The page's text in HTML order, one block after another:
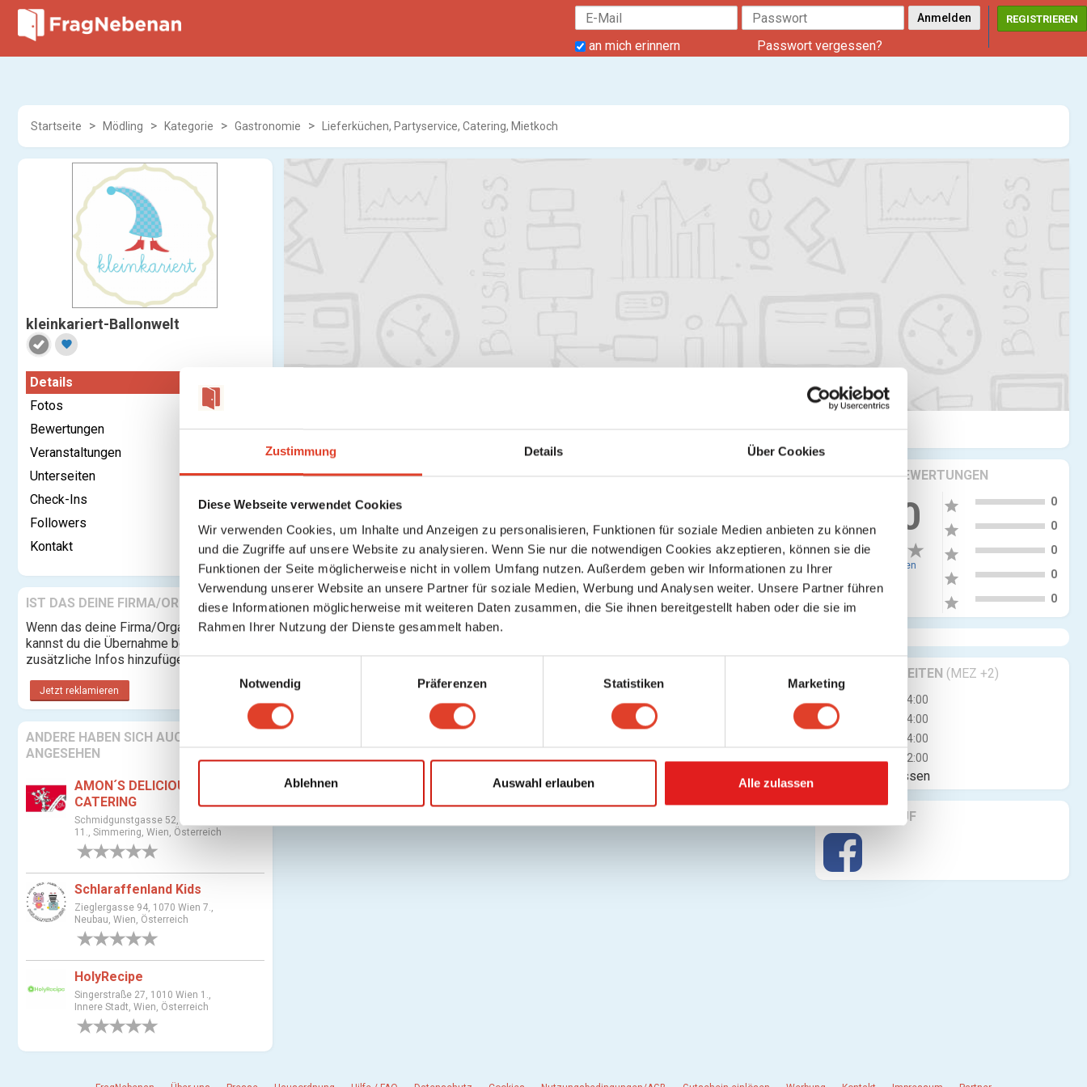
Zustimmung Details Über Cookies
Diese Webseite verwendet Cookies
Wir verwenden Cookies, um Inhalte und Anzeigen zu personalisieren, Funktionen für soziale Medien anbieten zu können
und die Zugriffe auf unsere Website zu analysieren. Wenn Sie nur die notwendigen Cookies akzeptieren, können sie die
Funktionen der Seite möglicherweise nicht in vollem Umfang nutzen. Außerdem geben wir Informationen zu Ihrer
Verwendung unserer Website an unsere Partner für soziale Medien, Werbung und Analysen weiter. Unsere Partner führen
diese Informationen möglicherweise mit weiteren Daten zusammen, die Sie ihnen bereitgestellt haben oder die sie im
Rahmen Ihrer Nutzung der Dienste gesammelt haben.
E
w
i
l
g
u
g
s
a
a
h
Notwendig Präferenzen Statistiken Marketing
Ablehnen Auswahl erlauben Alle zulassen
an mich erinnern Passwort vergessen?
REGISTRIEREN
Startseite Mödling Kategorie Gastronomie Lieferküchen, Partyservice, Catering, Mietkoch
kleinkariert-Ballonwelt
favorite
Details
Fotos
Bewertungen
Veranstaltungen
Unterseiten
Check-Ins
Followers
Kontakt
IST DAS DEINE FIRMA/ORGANISATION?
Wenn das deine Firma/Organisation ist,
kannst du die Übernahme beantragen und
zusätzliche Infos hinzufügen.
Jetzt reklamieren
ANDERE HABEN SICH AUCH
ANGESEHEN
AMON´S DELICIOUS
CATERING
Schmidgunstgasse 52, 1110 Wien
11., Simmering, Wien, Österreich
Schlaraffenland Kids
Zieglergasse 94, 1070 Wien 7.,
Neubau, Wien, Österreich
HolyRecipe
Singerstraße 27, 1010 Wien 1.,
Innere Stadt, Wien, Österreich
Kontaktieren
KRITIKEN & BEWERTUNGEN
0.00
0 Bewertungen
star 0
star 0
star 0
star 0
star 0
GESCHÄFTSZEITEN (MEZ +2)
10:00 - 14:00
Do
10:00 - 14:00
10:00 - 14:00
10:00 - 12:00
Jetzt geschlossen
FINDE UNS AUF
Rechtsform:
Adresse: Friedrich Schiller-Straße 14, 2340 Mödling, Niederösterreich, Österreich
directions Wegbeschreibung location_on Karte anzeigen
Telefon: Ansehen
Es gibt keine neuen Aktivitäten, die angezeigt werden könnten.